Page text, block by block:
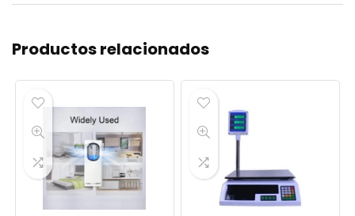
Productos relacionados